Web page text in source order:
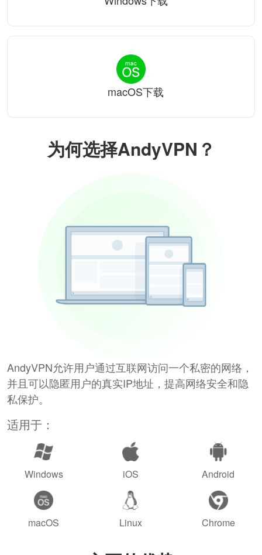
为何选择AndyVPN？
AndyVPN允许用户通过互联网访问一个私密的网络，
并且可以隐匿用户的真实IP地址，提高网络安全和隐
私保护。
适用于：
Windows iOS Android
macOS Linux Chrome
macOS下载